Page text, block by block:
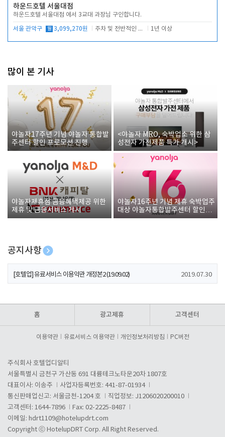
하운드호텔 서울대점
하운드호텔 서울대점 에서 3교대 과장님 구인합니다.
서울 관악구 월 3,099,270원 주차 및 전반적인 당번업무 1년 이상
많이 본 기사
야놀자17주년 기념 야놀자 통합발
주센터 할인 프로모션 진행
<야놀자 MRO, 숙박업소 위한 삼
성전자 가전제품 특가 개시>
야놀자제휴점 금융혜택제공 위한
제휴 및 금융서비스 게시
야놀자16주년 기념 제휴 숙박업주
대상 야놀자통합발주센터 할인쿠
폰 증정
공지사항
[호텔업] 개인정보 처리방침 개정본1 (19.09.02)
[호텔업] 유료서비스 이용약관 개정본2 (19.09.02) 2019.07.30
홈 광고제휴 고객센터
이용약관 유료서비스 이용약관 개인정보처리방침 PC버전
주식회사 호텔업디알티
서울특별시 금천구 가산동 691 대륭테크노타운20차 1807호
대표이사: 이송주
사업자등록번호: 441-87-01934
통신판매업신고: 서울금천-1204 호
직업정보: J1206020200010
고객센터: 1644-7896
Fax: 02-2225-8487
이메일: hdrt1109@hotelupdrt.com
Copyright ⓒ HotelupDRT Corp. All Right Reserved.